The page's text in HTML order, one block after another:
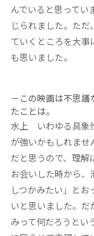
んでいると思ってい
じられました。た
ていくところを大事
も思いました。
－この映画は不思
たことは。
水上 いわゆる具象
が強いかもしれま
だと思うので、理解
お会いした時から
しつかみたい」と
いと思いました。
みって何だろうとい